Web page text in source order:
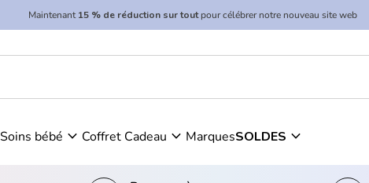
- 300 ml (Pour les peaux normales à sèches)
Maintenant15 % de réduction sur toutpour célébrer notre nouveau site web
Soins bébé expand_more Coffret Cadeau expand_more MarquesSOLDES expand_more